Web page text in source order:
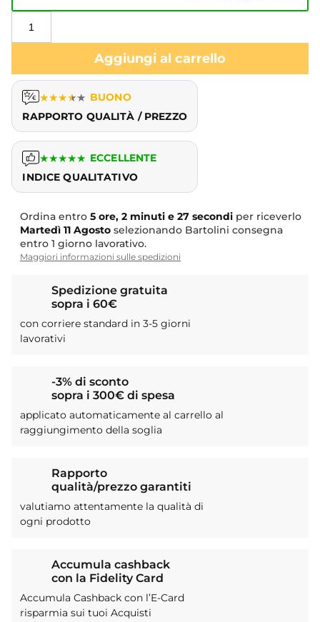
Aggiungi al carrello
★★★★★ BUONO
RAPPORTO QUALITÀ / PREZZO
★★★★★ ECCELLENTE
INDICE QUALITATIVO
Ordina entro 5 ore, 2 minuti e 27 secondi per riceverlo
Martedì 11 Agosto selezionando Bartolini consegna
entro 1 giorno lavorativo.
Maggiori informazioni sulle spedizioni
Spedizione gratuita
sopra i 60€
con corriere standard in 3-5 giorni
lavorativi
-3% di sconto
sopra i 300€ di spesa
applicato automaticamente al carrello al
raggiungimento della soglia
Rapporto
qualità/prezzo garantiti
valutiamo attentamente la qualità di
ogni prodotto
Accumula cashback
con la Fidelity Card
Accumula Cashback con l’E-Card
risparmia sui tuoi Acquisti